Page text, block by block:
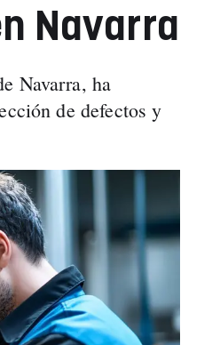
Navarra
Navarra, ha
de defectos y